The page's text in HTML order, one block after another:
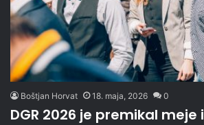
Boštjan Horvat 18. maja, 2026 0
DGR 2026 je premikal meje